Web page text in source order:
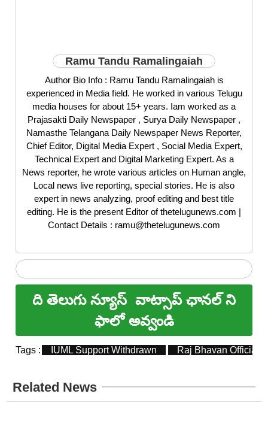
Ramu Tandu Ramalingaiah
Author Bio Info : Ramu Tandu Ramalingaiah is
experienced in Media field. He worked in various Telugu
media houses for about 15+ years. Iam worked as a
Prajasakti Daily Newspaper , Surya Daily Newspaper ,
Namasthe Telangana Daily Newspaper News Reporter,
Chief Editor, Digital Media Expert , Social Media Expert,
Technical Expert and Digital Marketing Expert. As a
News reporter, he wrote various articles on Human angle,
Local news live reporting, special stories. He is also
expert in news analyzing, proof editing and best title
editing. He is the present Editor of thetelugunews.com |
Contact Details : ramu@thetelugunews.com
ది తెలుగు న్యూస్ వాట్సాప్ ఛానల్ ని
ఫాలో అవ్వండి
Tags : IUML Support Withdrawn Raj Bhavan Official
Related News